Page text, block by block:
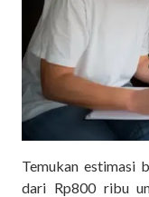
Temukan estimasi
dari Rp800 ribu